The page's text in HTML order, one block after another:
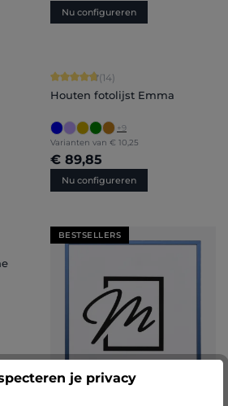
Nu configureren
4.71 van 5 sterren
Gemiddelde waardering van 4.86
(14)
Houten fotolijst Emma
+9
Varianten van € 10,25
€ 89,85
Nu configureren
BESTSELLERS
je privacy